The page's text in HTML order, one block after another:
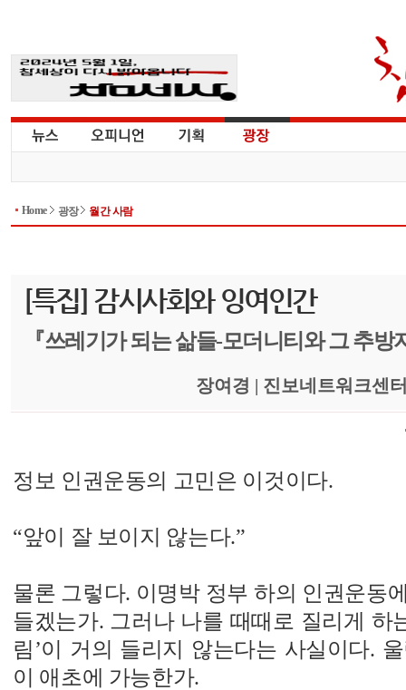
Home 광장 월간 사람
[특집] 감시사회와 잉여인간
『쓰레기가 되는 삶들-모더니티와 그 추방
장여경 | 진보네트워크센
정보 인권운동의 고민은 이것이다.
“앞이 잘 보이지 않는다.”
물론 그렇다. 이명박 정부 하의 인권운동
들겠는가. 그러나 나를 때때로 질리게 하
림’이 거의 들리지 않는다는 사실이다.
이 애초에 가능한가.